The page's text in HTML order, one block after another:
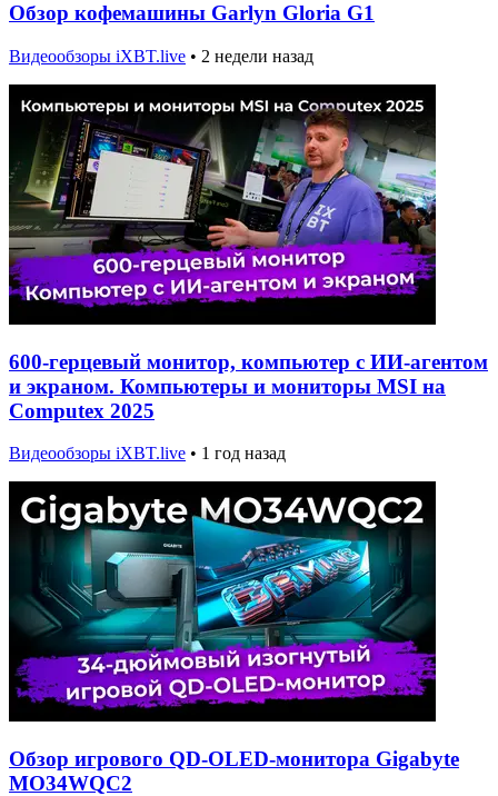
Обзор кофемашины Garlyn Gloria G1
Видеообзоры iXBT.live • 2 недели назад
600-герцевый монитор, компьютер с ИИ-агентом
и экраном. Компьютеры и мониторы MSI на
Computex 2025
Видеообзоры iXBT.live • 1 год назад
Обзор игрового QD-OLED-монитора Gigabyte
MO34WQC2